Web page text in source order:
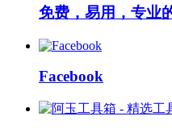
免费，易用，专业
Facebook